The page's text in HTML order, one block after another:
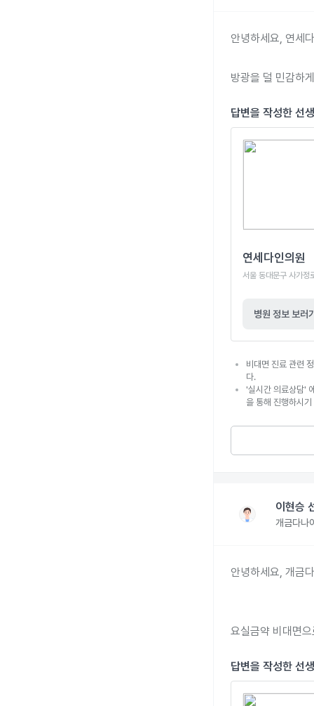
안녕하세요, 연세
방광을 덜 민감하
답변을 작성한 선
연세다인의원
서울 동대문구 사가
병원 정보 보러
비대면 진료 관련
다.
'실시간 의료상담'
을 통해 진행하시
이현승
개금다나
안녕하세요, 개금
요실금약 비대면
답변을 작성한 선